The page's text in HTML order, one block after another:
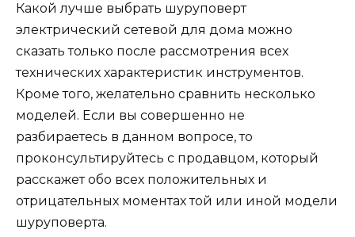
Какой лучше выбрать шуруповерт
электрический сетевой для дома можно
сказать только после рассмотрения всех
технических характеристик инструментов.
Кроме того, желательно сравнить несколько
моделей. Если вы совершенно не
разбираетесь в данном вопросе, то
проконсультируйтесь с продавцом, который
расскажет обо всех положительных и
отрицательных моментах той или иной модели
шуруповерта.